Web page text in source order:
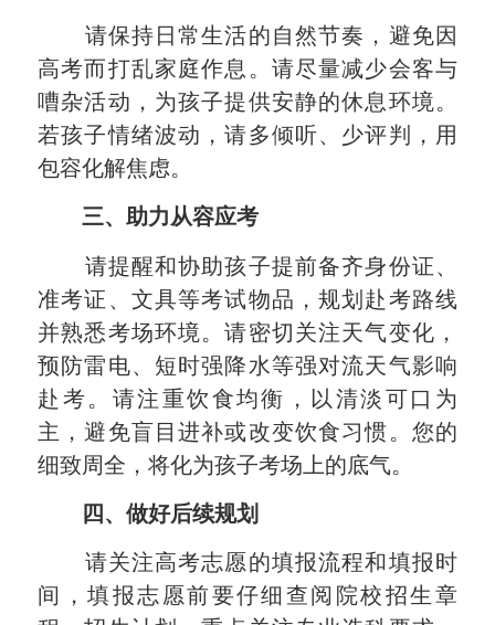
请保持日常生活的自然节奏，避免因
高考而打乱家庭作息。请尽量减少会客与
嘈杂活动，为孩子提供安静的休息环境。
若孩子情绪波动，请多倾听、少评判，用
包容化解焦虑。
三、助力从容应考
请提醒和协助孩子提前备齐身份证、
准考证、文具等考试物品，规划赴考路线
并熟悉考场环境。请密切关注天气变化，
预防雷电、短时强降水等强对流天气影响
赴考。请注重饮食均衡，以清淡可口为
主，避免盲目进补或改变饮食习惯。您的
细致周全，将化为孩子考场上的底气。
四、做好后续规划
请关注高考志愿的填报流程和填报时
间，填报志愿前要仔细查阅院校招生章